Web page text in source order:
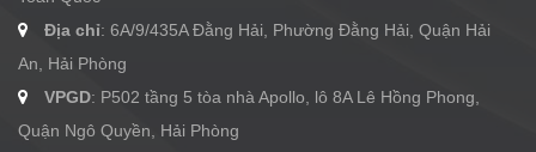
Địa chỉ: 6A/9/435A Đằng Hải, Phường Đằng Hải, Quận Hải
An, Hải Phòng
VPGD: P502 tầng 5 tòa nhà Apollo, lô 8A Lê Hồng Phong,
Quận Ngô Quyền, Hải Phòng